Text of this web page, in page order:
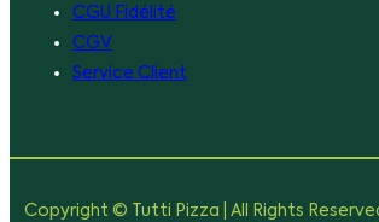
CGU Fidélité
CGV
Service Client
Copyright © Tutti Pizza | All Rights